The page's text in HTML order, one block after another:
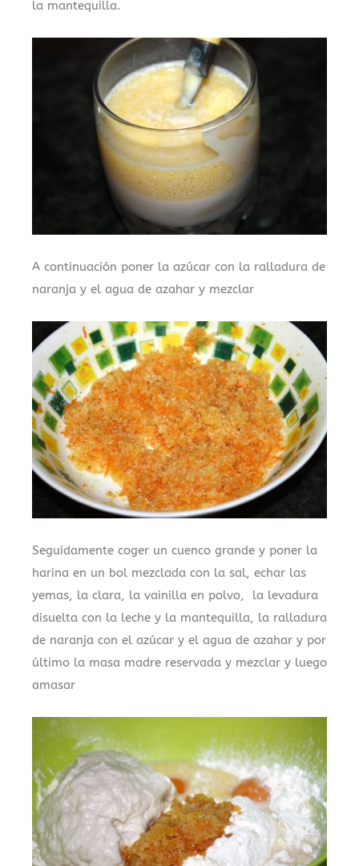
la mantequilla.
A continuación poner la azúcar con la ralladura de
naranja y el agua de azahar y mezclar
Seguidamente coger un cuenco grande y poner la
harina en un bol mezclada con la sal, echar las
yemas, la clara, la vainilla en polvo, la levadura
disuelta con la leche y la mantequilla, la ralladura
de naranja con el azúcar y el agua de azahar y por
último la masa madre reservada y mezclar y luego
amasar